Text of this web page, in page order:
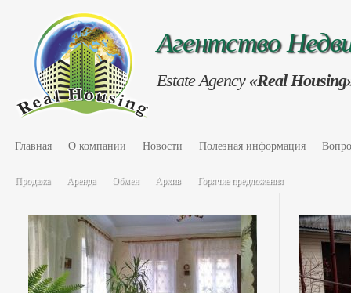
Агентство
Estate Agency «Real
Главная О компании Новости Полезная информация
Продажа Аренда Обмен Архив Горячие предложения